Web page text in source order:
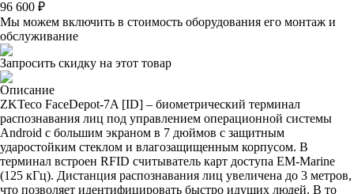
96 600 ₽
Мы можем включить в стоимость оборудования его монтаж и
обслуживание
Запросить скидку на этот товар
Описание
ZKTeco FaceDepot-7A [ID] – биометрический терминал
распознавания лиц под управлением операционной системы
Android c большим экраном в 7 дюймов с защитным
ударостойким стеклом и влагозащищенным корпусом. В
терминал встроен RFID считыватель карт доступа EM-Marine
(125 кГц). Дистанция распознавания лиц увеличена до 3 метров,
что позволяет идентифицировать быстро идущих людей. В то